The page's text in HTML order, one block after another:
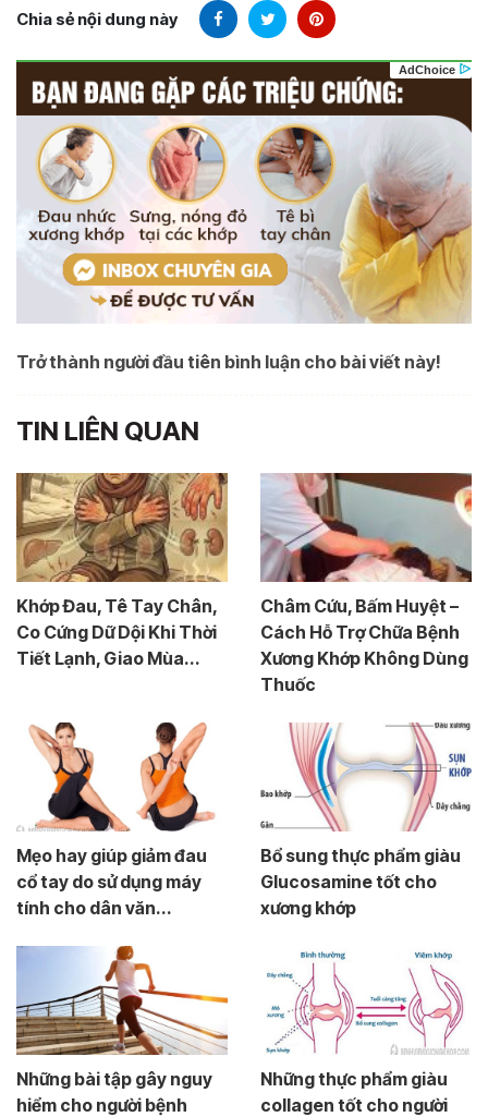
Chia sẻ nội dung này
Trở thành người đầu tiên bình luận cho bài viết này!
TIN LIÊN QUAN
Khớp Đau, Tê Tay Chân,
Co Cứng Dữ Dội Khi Thời
Tiết Lạnh, Giao Mùa...
Châm Cứu, Bấm Huyệt –
Cách Hỗ Trợ Chữa Bệnh
Xương Khớp Không Dùng
Thuốc
Mẹo hay giúp giảm đau
cổ tay do sử dụng máy
tính cho dân văn...
Bổ sung thực phẩm giàu
Glucosamine tốt cho
xương khớp
Những bài tập gây nguy
hiểm cho người bệnh
Những thực phẩm giàu
collagen tốt cho người